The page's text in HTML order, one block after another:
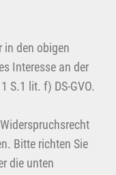
in den obigen
Interesse an der
S.1 lit. f) DS-GVO.
Bitte richten Sie
die unten